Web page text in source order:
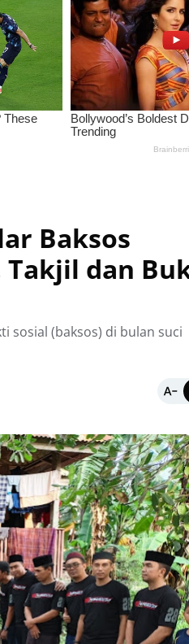
Baksos
Takjil dan
sosial (baksos) di bulan suci